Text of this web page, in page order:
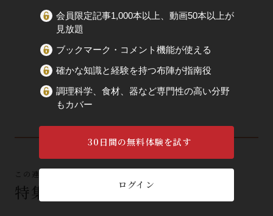
この連載の他の記事
特集
会員限定記事1,000本以上、動画50本以上が
見放題
ブックマーク・コメント機能が使える
確かな知識と経験を持つ布陣が指南役
調理科学、食材、器など専門性の高い分野
もカバー
30日間の無料体験を試す
ログイン